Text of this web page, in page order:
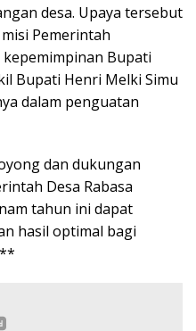
desa. Upaya tersebut
Pemerintah
Bupati
Bupati Henri Melki Simu
dalam penguatan
dan dukungan
Desa Rabasa
tahun ini dapat
hasil optimal bagi